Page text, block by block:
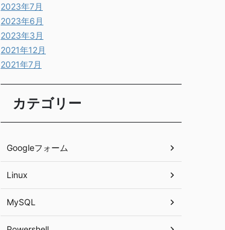
2023年7月
2023年6月
2023年3月
2021年12月
2021年7月
カテゴリー
Googleフォーム
Linux
MySQL